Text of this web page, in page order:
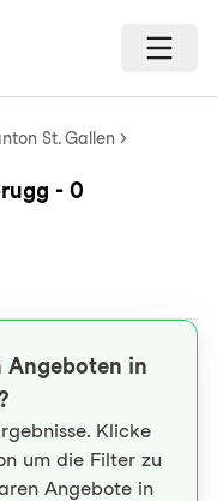
St. Gallen
- 0
Angeboten in
Klicke
um die Filter zu
Angebote in